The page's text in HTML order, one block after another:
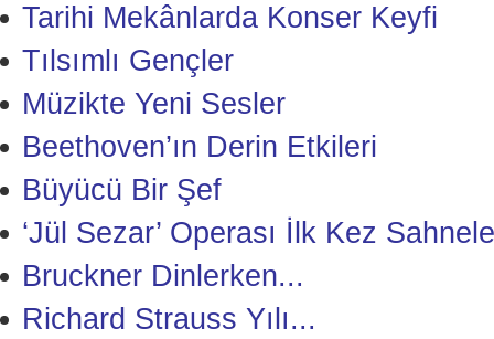
Tarihi Mekânlarda Konser Keyfi
Tılsımlı Gençler
Müzikte Yeni Sesler
Beethoven’ın Derin Etkileri
Büyücü Bir Şef
‘Jül Sezar’ Operası İlk Kez
Bruckner Dinlerken...
Richard Strauss Yılı...